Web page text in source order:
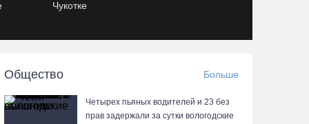
«Дом СВО» в Череповце за полгода работы
обработал около 13 тысяч обращений
Чукотке
Общество Больше
Четырех пьяных водителей и 23 без
прав задержали за сутки вологодские